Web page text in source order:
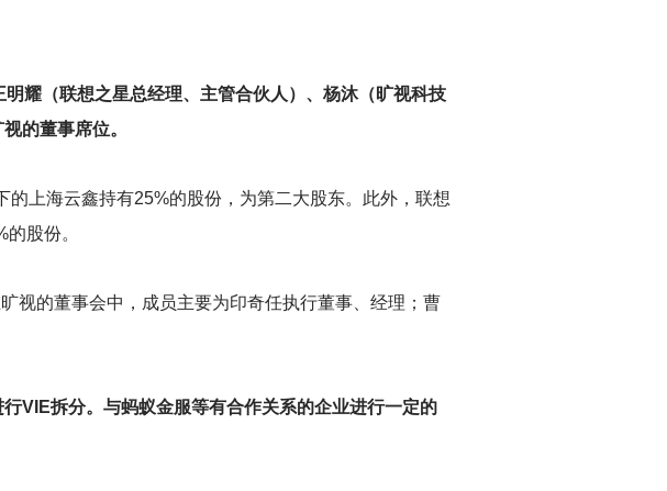
耀（联想之星总经理、主管合伙人）、杨沐（旷视科技
的董事席位。
上海云鑫持有25%的股份，为第二大股东。此外，联想
股份。
视的董事会中，成员主要为印奇任执行董事、经理；曹
VIE拆分。与蚂蚁金服等有合作关系的企业进行一定的